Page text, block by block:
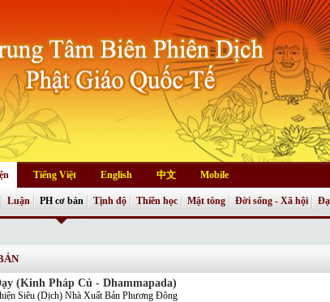
Tiếng Việt English 中文 Mobile
Luận PH cơ bản Tịnh độ Thiền học Mật tông Đời sống - Xã hội
(Kinh Pháp Cú - Dhammapada)
Siêu (Dịch) Nhà Xuất Bản Phương Đông